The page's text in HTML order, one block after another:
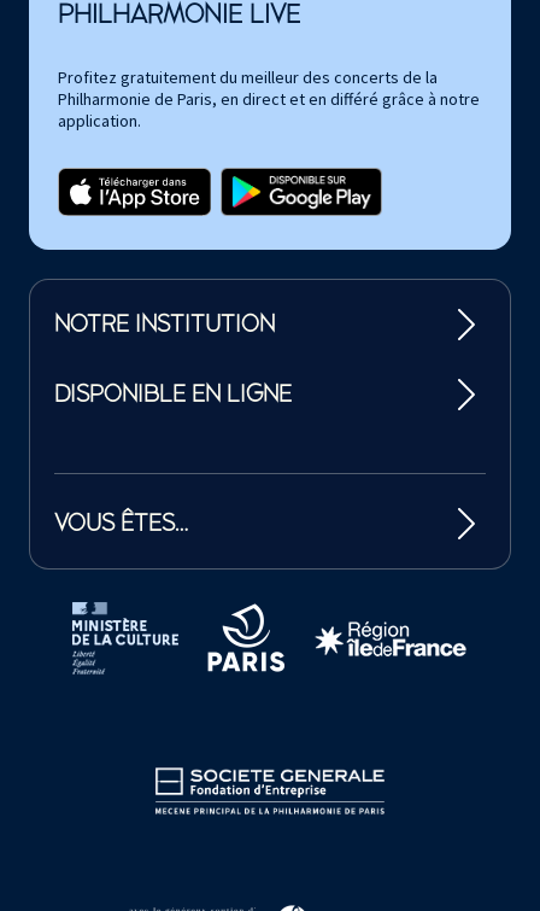
PHILHARMONIE LIVE
Profitez gratuitement du meilleur des concerts de la
Philharmonie de Paris, en direct et en différé grâce à notre
application.
NOTRE INSTITUTION
DISPONIBLE EN LIGNE
VOUS ÊTES…
Tutelles et mécènes de la Philharmonie de Paris